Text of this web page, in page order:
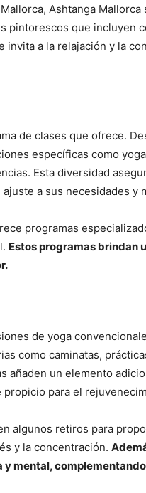
Ashtanga Mallorca
pintorescos que incluyen
a la relajación y la
de clases que ofrece.
específicas como
Esta diversidad
a sus necesidades y
programas
Estos programas brindan
de yoga
como caminatas,
añaden un elemento
para el
algunos retiros para
y la concentración.
mental,